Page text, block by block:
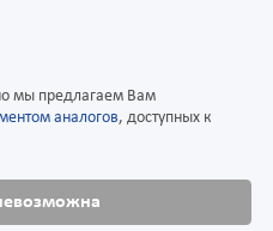
мы предлагаем Вам
аналогов, доступных к